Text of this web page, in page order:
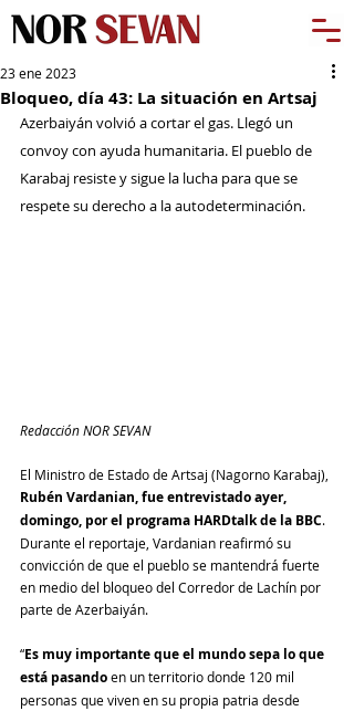
Bloqueo, día 43: La situación en Artsaj
23 ene 2023
Azerbaiyán volvió a cortar el gas. Llegó un
convoy con ayuda humanitaria. El pueblo de
Karabaj resiste y sigue la lucha para que se
respete su derecho a la autodeterminación.
Redacción NOR SEVAN
El Ministro de Estado de Artsaj (Nagorno Karabaj),
Rubén Vardanian, fue entrevistado ayer,
domingo, por el programa HARDtalk de la BBC.
Durante el reportaje, Vardanian reafirmó su
convicción de que el pueblo se mantendrá fuerte
en medio del bloqueo del Corredor de Lachín por
parte de Azerbaiyán.
“Es muy importante que el mundo sepa lo que
está pasando en un territorio donde 120 mil
personas que viven en su propia patria desde